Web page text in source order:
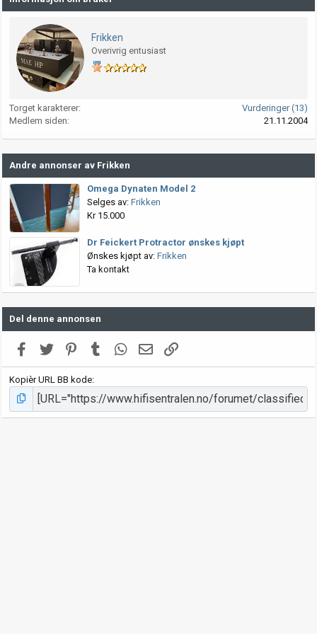
Frikken
Overivrig entusiast
Torget karakterer
Vurderinger (13)
Medlem siden
21.11.2004
Andre annonser av Frikken
Omega Dynaten Model 2
Selges av: Frikken
Kr 15.000
Dr Feickert Protractor ønskes kjøpt
Ønskes kjøpt av: Frikken
Ta kontakt
Del denne annonsen
Facebook
Twitter PinterestTumblr WhatsApp
E-postLink
Kopièr URL BB kode